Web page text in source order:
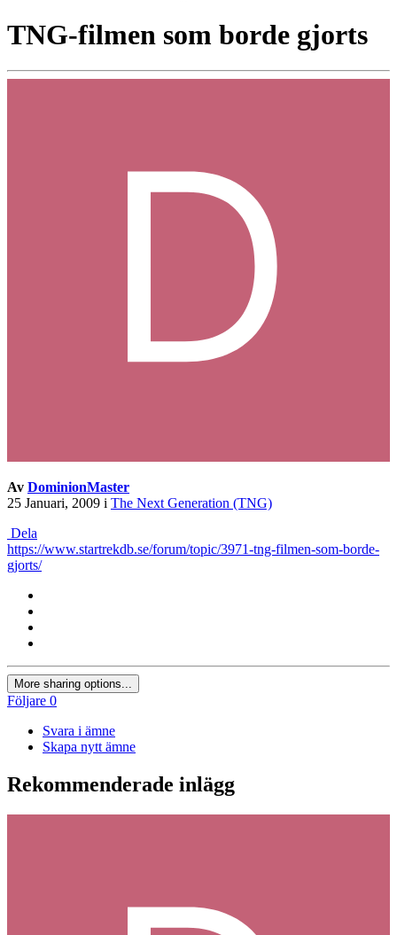
TNG-filmen som borde gjorts
Av DominionMaster
25 Januari, 2009 i The Next Generation (TNG)
Dela
https://www.startrekdb.se/forum/topic/3971-tng-filmen-som-borde-
gjorts/
More sharing options...
Följare 0
Svara i ämne
Skapa nytt ämne
Rekommenderade inlägg